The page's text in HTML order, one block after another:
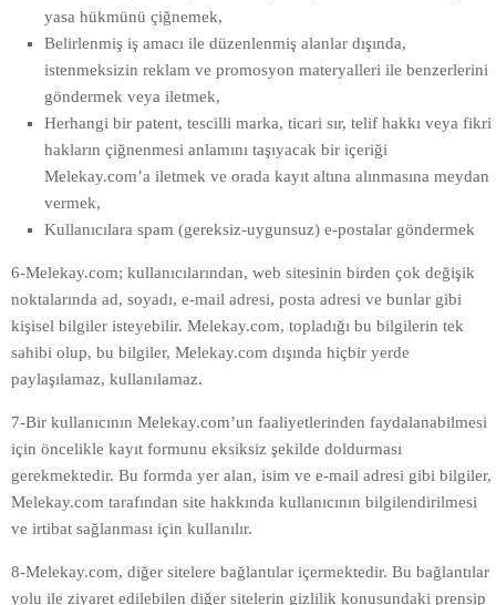
yasa hükmünü çiğnemek,
Belirlenmiş iş amacı ile düzenlenmiş alanlar dışında,
istenmeksizin reklam ve promosyon materyalleri ile benzerlerini
göndermek veya iletmek,
Herhangi bir patent, tescilli marka, ticari sır, telif hakkı veya fikri
hakların çiğnenmesi anlamını taşıyacak bir içeriği
Melekay.com’a iletmek ve orada kayıt altına alınmasına meydan
vermek,
Kullanıcılara spam (gereksiz-uygunsuz) e-postalar göndermek
6-Melekay.com; kullanıcılarından, web sitesinin birden çok değişik
noktalarında ad, soyadı, e-mail adresi, posta adresi ve bunlar gibi
kişisel bilgiler isteyebilir. Melekay.com, topladığı bu bilgilerin tek
sahibi olup, bu bilgiler, Melekay.com dışında hiçbir yerde
paylaşılamaz, kullanılamaz.
7-Bir kullanıcının Melekay.com’un faaliyetlerinden faydalanabilmesi
için öncelikle kayıt formunu eksiksiz şekilde doldurması
gerekmektedir. Bu formda yer alan, isim ve e-mail adresi gibi bilgiler,
Melekay.com tarafından site hakkında kullanıcının bilgilendirilmesi
ve irtibat sağlanması için kullanılır.
8-Melekay.com, diğer sitelere bağlantılar içermektedir. Bu bağlantılar
yolu ile ziyaret edilebilen diğer sitelerin gizlilik konusundaki prensip